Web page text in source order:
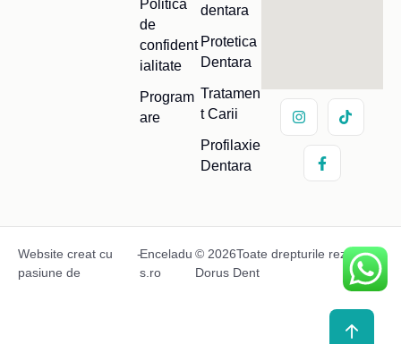
Politica
de
confident
ialitate
Program
are
dentara
Protetica
Dentara
Tratamen
t Carii
Profilaxie
Dentara
Website creat cu
pasiune de
-Enceladu
s.ro
© 2026Toate drepturile rezervate
Dorus Dent